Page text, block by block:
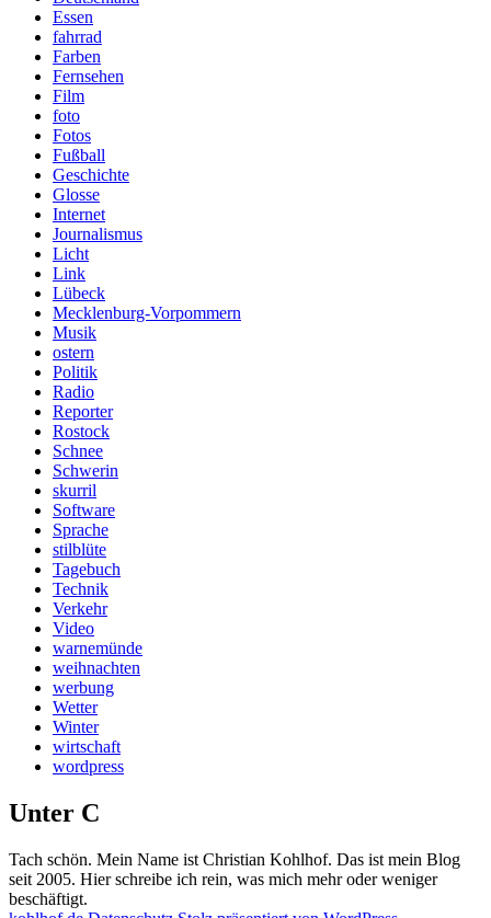
Essen
fahrrad
Farben
Fernsehen
Film
foto
Fotos
Fußball
Geschichte
Glosse
Internet
Journalismus
Licht
Link
Lübeck
Mecklenburg-Vorpommern
Musik
ostern
Politik
Radio
Reporter
Rostock
Schnee
Schwerin
skurril
Software
Sprache
stilblüte
Tagebuch
Technik
Verkehr
Video
warnemünde
weihnachten
werbung
Wetter
Winter
wirtschaft
wordpress
Unter C
Tach schön. Mein Name ist Christian Kohlhof. Das ist mein Blog
seit 2005. Hier schreibe ich rein, was mich mehr oder weniger
beschäftigt.